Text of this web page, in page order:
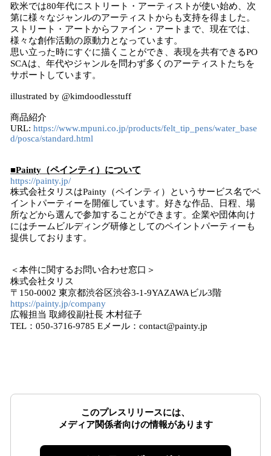
欧米では80年代にストリート・アーティストが使い始め、次
第に様々なジャンルのアーティストからも支持を得ました。
ストリート・アートからファイン・アートまで、現在では、
様々な創作活動の原動力となっています。
思い立った時にすぐに描くことができ、表現を共有できるPO
SCAは、年代やジャンルを問わず多くのアーティストたちを
サポートしています。
illustrated by @kimdoodlesstuff
商品紹介
URL: https://www.mpuni.co.jp/products/felt_tip_pens/water_base
d/posca/standard.html
■Painty（ペインティ）について
https://painty.jp/
株式会社タリスはPainty（ペインティ）というサービス名でペ
イントパーティーを開催しています。好きな作品、日程、場
所などから選んで参加することができます。企業や団体向け
にはチームビルディング研修としてのペイントパーティーも
提供しております。
＜本件に関するお問い合わせ窓口＞
株式会社タリス
〒150-0002 東京都渋谷区渋谷3-1-9YAZAWAビル3階
https://painty.jp/company
広報担当 取締役副社長 木村征子
TEL：050-3716-9785 Eメール：contact@painty.jp
このプレスリリースには、
メディア関係者向けの情報があります